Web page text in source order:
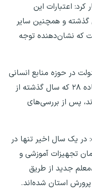
اعتبارات این
گذشته و همچنین سایر
است که نشان‌دهنده توجه
در حوزه منابع انسانی
گفت: حدود ۲۵ هزار نیروی مشمول ماده ۲۸ که سال گذشته از
پس از بررسی‌های
یک سال اخیر تنها در
تجهیزات آموزشی و
ورزشی تامین شده و حدود هزار و ۸۰۰معلم جدید از طریق
پرورش استان شده‌اند.